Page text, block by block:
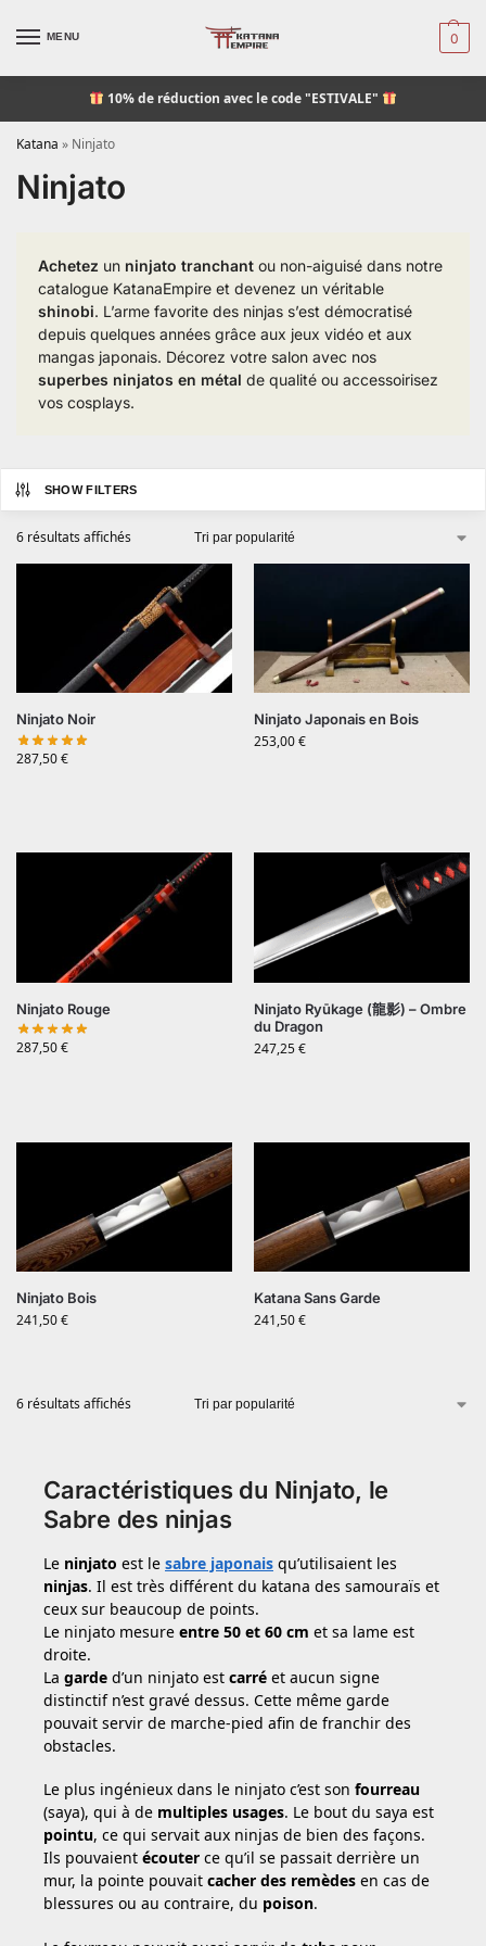
MENU 0
10% de réduction avec le code "ESTIVALE"
Katana » Ninjato
Ninjato
Achetez un ninjato tranchant ou non-aiguisé dans notre
catalogue KatanaEmpire et devenez un véritable
shinobi. L’arme favorite des ninjas s’est démocratisé
depuis quelques années grâce aux jeux vidéo et aux
mangas japonais. Décorez votre salon avec nos
superbes ninjatos en métal de qualité ou accessoirisez
vos cosplays.
SHOW FILTERS
6 résultats affichés
Ninjato Noir
287,50€
Ninjato Japonais en Bois
253,00€
Ninjato Rouge
287,50€
Ninjato Ryūkage (龍影) – Ombre
du Dragon
247,25€
Ninjato Bois
241,50€
Katana Sans Garde
241,50€
6 résultats affichés
Caractéristiques du Ninjato, le
Sabre des ninjas
Le ninjato est le sabre japonais qu’utilisaient les
ninjas. Il est très différent du katana des samouraïs et
ceux sur beaucoup de points.
Le ninjato mesure entre 50 et 60 cm et sa lame est
droite.
La garde d’un ninjato est carré et aucun signe
distinctif n’est gravé dessus. Cette même garde
pouvait servir de marche-pied afin de franchir des
obstacles.
Le plus ingénieux dans le ninjato c’est son fourreau
(saya), qui à de multiples usages. Le bout du saya est
pointu, ce qui servait aux ninjas de bien des façons.
Ils pouvaient écouter ce qu’il se passait derrière un
mur, la pointe pouvait cacher des remèdes en cas de
blessures ou au contraire, du poison.